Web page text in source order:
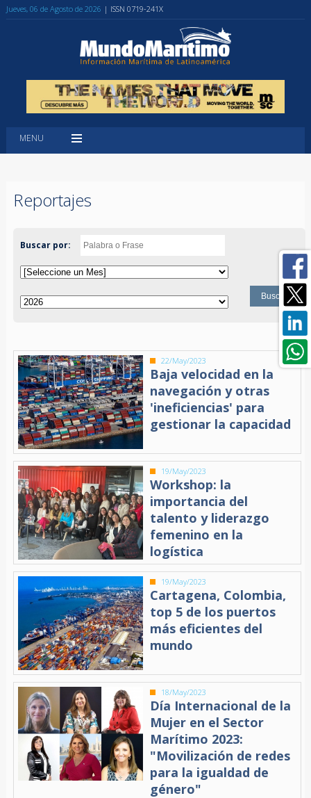
Jueves, 06 de Agosto de 2026 | ISSN 0719-241X
MENU
Reportajes
Buscar por:
22/May/2023
Baja velocidad en la
navegación y otras
'ineficiencias' para
gestionar la capacidad
19/May/2023
Workshop: la
importancia del
talento y liderazgo
femenino en la
logística
19/May/2023
Cartagena, Colombia,
top 5 de los puertos
más eficientes del
mundo
18/May/2023
Día Internacional de la
Mujer en el Sector
Marítimo 2023:
"Movilización de redes
para la igualdad de
género"